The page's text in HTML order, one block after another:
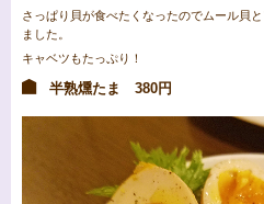
さっぱり貝が食べたくなったのでムール貝
ました。
キャベツもたっぷり！
半熟燻たま 380円